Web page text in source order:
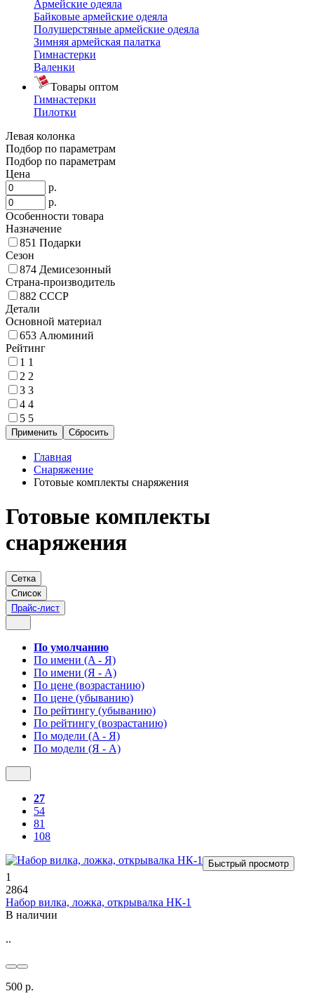
Армейские одеяла
Байковые армейские одеяла
Полушерстяные армейские одеяла
Зимняя армейская палатка
Гимнастерки
Валенки
Товары оптом
Гимнастерки
Пилотки
Левая колонка
Подбор по параметрам
Подбор по параметрам
Цена
р.
р.
Особенности товара
Назначение
851 Подарки
Сезон
874 Демисезонный
Страна-производитель
882 СССР
Детали
Основной материал
653 Алюминий
Рейтинг
1 1
2 2
3 3
4 4
5 5
Главная
Снаряжение
Готовые комплекты снаряжения
Готовые комплекты
снаряжения
Сетка
Список
Прайс-лист
По умолчанию
По имени (A - Я)
По имени (Я - A)
По цене (возрастанию)
По цене (убыванию)
По рейтингу (убыванию)
По рейтингу (возрастанию)
По модели (A - Я)
По модели (Я - A)
27
54
81
108
Быстрый просмотр
1
2864
Набор вилка, ложка, открывалка НК-1
В наличии
..
500 р.